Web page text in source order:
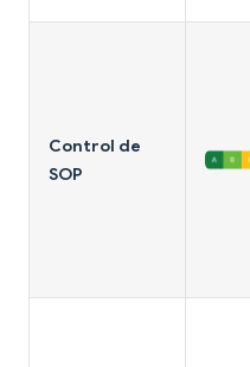
Control de
SOP